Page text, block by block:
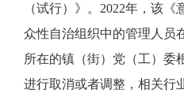
（试行）》。2022年，该
众性自治组织中的管理人员
所在的镇（街）党（工）委
进行取消或者调整，相关行